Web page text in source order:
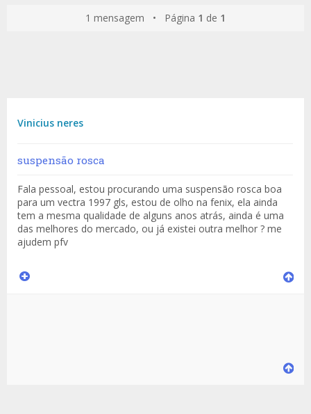
1 mensagem • Página 1 de 1
Vinicius neres
suspensão rosca
Fala pessoal, estou procurando uma suspensão rosca boa
para um vectra 1997 gls, estou de olho na fenix, ela ainda
tem a mesma qualidade de alguns anos atrás, ainda é uma
das melhores do mercado, ou já existei outra melhor ? me
ajudem pfv